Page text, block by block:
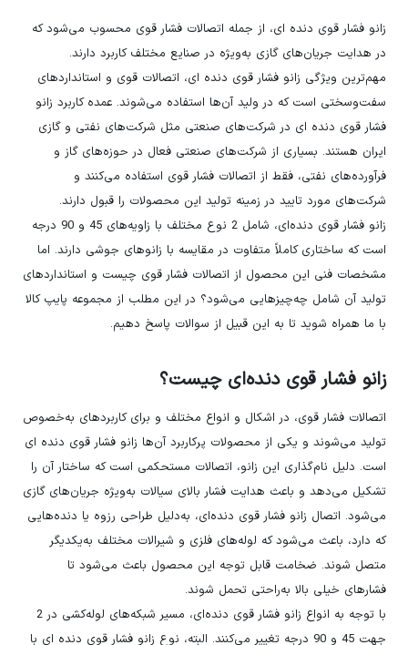
زانو فشار قوی دنده ای، از جمله اتصالات فشار قوی محسوب می‌شود که
در هدایت جریان‌های گازی به‌ویژه در صنایع مختلف کاربرد دارند.
مهم‌ترین ویژگی زانو فشار قوی دنده ای، اتصالات قوی و استانداردهای
سفت‌وسختی است که در ولید آن‌ها استفاده می‌شوند. عمده کاربرد زانو
فشار قوی دنده ای در شرکت‌های صنعتی مثل شرکت‌های نفتی و گازی
ایران هستند. بسیاری از شرکت‌های صنعتی فعال در حوزه‌های گاز و
فرآورده‌های نفتی، فقط از اتصالات فشار قوی استفاده می‌کنند و
شرکت‌های مورد تایید در زمینه تولید این محصولات را قبول دارند.
زانو فشار قوی دنده‌ای، شامل 2 نوع مختلف با زاویه‌های 45 و 90 درجه
است که ساختاری کاملاً متفاوت در مقایسه با زانوهای جوشی دارند. اما
مشخصات فنی این محصول از اتصالات فشار قوی چیست و استانداردهای
تولید آن شامل چه‌چیزهایی می‌شود؟ در این مطلب از مجموعه پایپ کالا
با ما همراه شوید تا به این قبیل از سوالات پاسخ دهیم.
زانو فشار قوی دنده‌ای چیست؟
اتصالات فشار قوی، در اشکال و انواع مختلف و برای کاربردهای به‌خصوص
تولید می‌شوند و یکی از محصولات پرکاربرد آن‌ها زانو فشار قوی دنده ای
است. دلیل نام‌گذاری این زانو، اتصالات مستحکمی است که ساختار آن را
تشکیل می‌دهد و باعث هدایت فشار بالای سیالات به‌ویژه جریان‌های گازی
می‌شود. اتصال زانو فشار قوی دنده‌ای، به‌دلیل طراحی رزوه یا دنده‌هایی
که دارد، باعث می‌شود که لوله‌های فلزی و شیرالات مختلف به‌یکدیگر
متصل شوند. ضخامت قابل توجه این محصول باعث می‌شود تا
فشارهای خیلی بالا به‌راحتی تحمل شوند.
با توجه به انواع زانو فشار قوی دنده‌ای، مسیر شبکه‌های لوله‌کشی در 2
جهت 45 و 90 درجه تغییر می‌کنند. البته، نوع زانو فشار قوی دنده ای با